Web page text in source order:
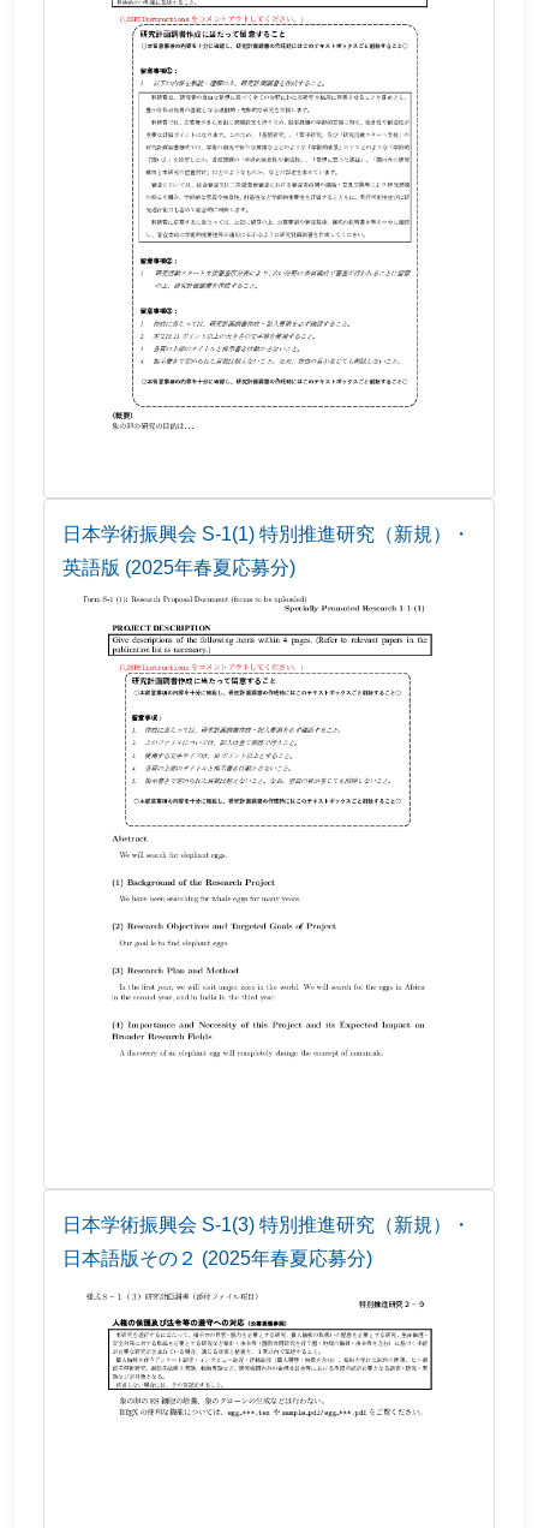
日本学術振興会 S-1(1) 特別推進研究（新規）・
英語版 (2025年春夏応募分)
日本学術振興会 S-1(3) 特別推進研究（新規）・
日本語版その２ (2025年春夏応募分)